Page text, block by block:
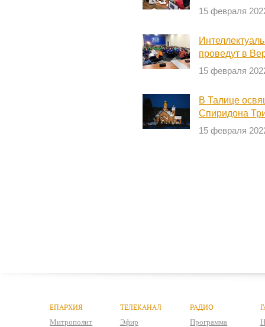
15 февраля
проведут в
15 февраля
В Талице
Спиридона
15 февраля
ЕПАРХИЯ
Митрополит
ТЕЛЕКАНАЛ
Эфир
РАДИО
Программа